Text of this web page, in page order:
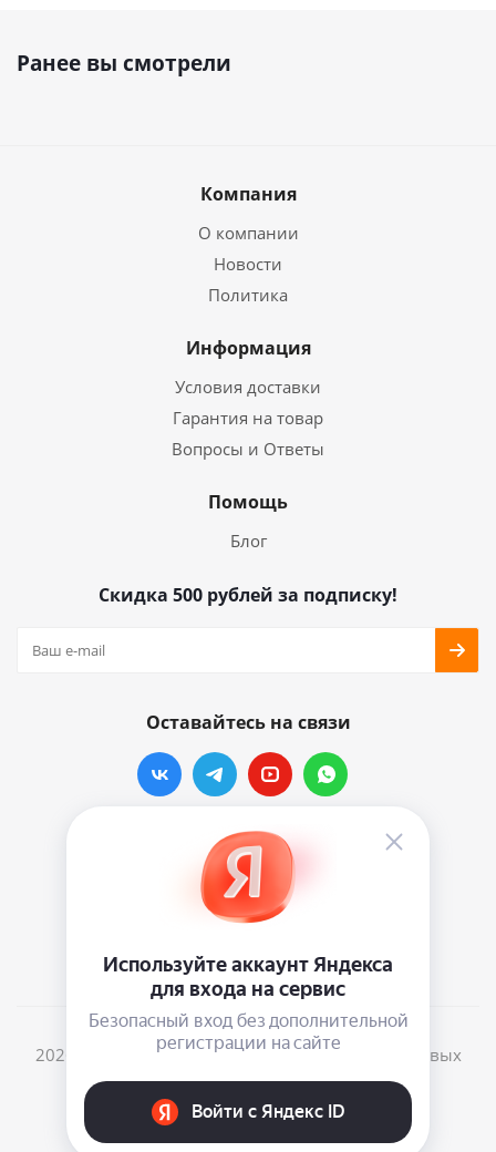
Ранее вы смотрели
Компания
О компании
Новости
Политика
Информация
Условия доставки
Гарантия на товар
Вопросы и Ответы
Помощь
Блог
Скидка 500 рублей за подписку!
Оставайтесь на связи
Наши контакты
info@vinylmarkt.ru
2026 © Винилмаркт - интернет-магазин виниловых
пластинок